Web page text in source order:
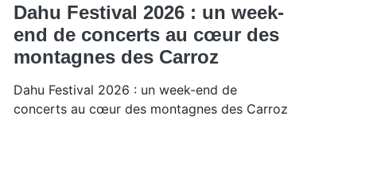
Dahu Festival 2026 : un week-
end de concerts au cœur des
montagnes des Carroz
Dahu Festival 2026 : un week-end de
concerts au cœur des montagnes des Carroz